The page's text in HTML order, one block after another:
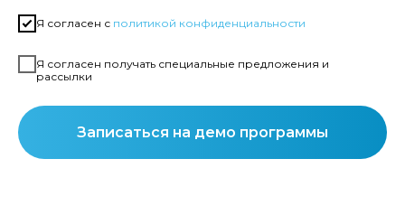
Я согласен с политикой конфиденциальности
Я согласен получать специальные предложения и
рассылки
Записаться на демо программы